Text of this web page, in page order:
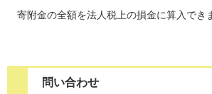
寄附金の全額を法人税上の損金に算入でき
問い合わせ